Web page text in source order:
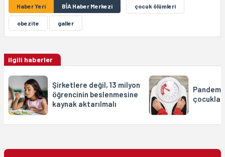
Haber Yeri BİA Haber Merkezi çocuk ölümleri
obezite galler
ilgili haberler
Şirketlere değil, 13 milyon
öğrencinin beslenmesine
kaynak aktarılmalı